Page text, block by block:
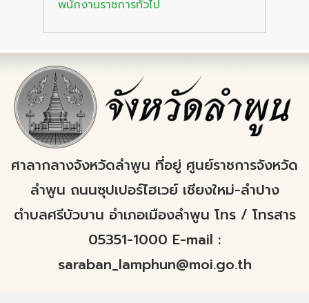
พนักงานราชการทั่วไป
ศาลากลางจังหวัดลำพูน ที่อยู่ ศูนย์ราชการจังหวัด
ลำพูน ถนนซุปเปอร์ไฮเวย์ เชียงใหม่-ลำปาง
ตำบลศรีบัวบาน อำเภอเมืองลำพูน โทร / โทรสาร
05351-1000 E-mail :
saraban_lamphun@moi.go.th